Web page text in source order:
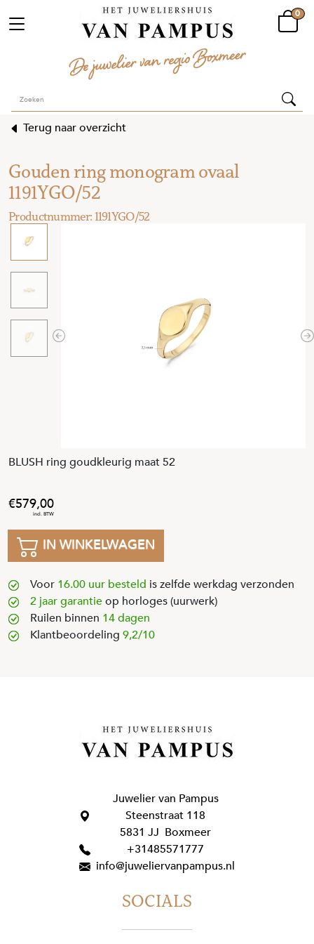
0
Terug naar overzicht
Gouden ring monogram ovaal
1191YGO/52
Previous
BLUSH ring goudkleurig maat 52
579,00
IN WINKELWAGEN
Voor 16.00 uur besteld is zelfde werkdag verzonden
2 jaar garantieop horloges (uurwerk)
Ruilen binnen 14 dagen
Klantbeoordeling 9,2/10
Juwelier van Pampus
Steenstraat 118
5831 JJ Boxmeer
+31485571777
info@juweliervanpampus.nl
SOCIALS